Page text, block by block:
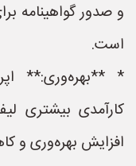
و صدور گواهینامه
است.
* **بهره‌وری:**
کارآمدی بیشتری
افزایش بهره‌وری و